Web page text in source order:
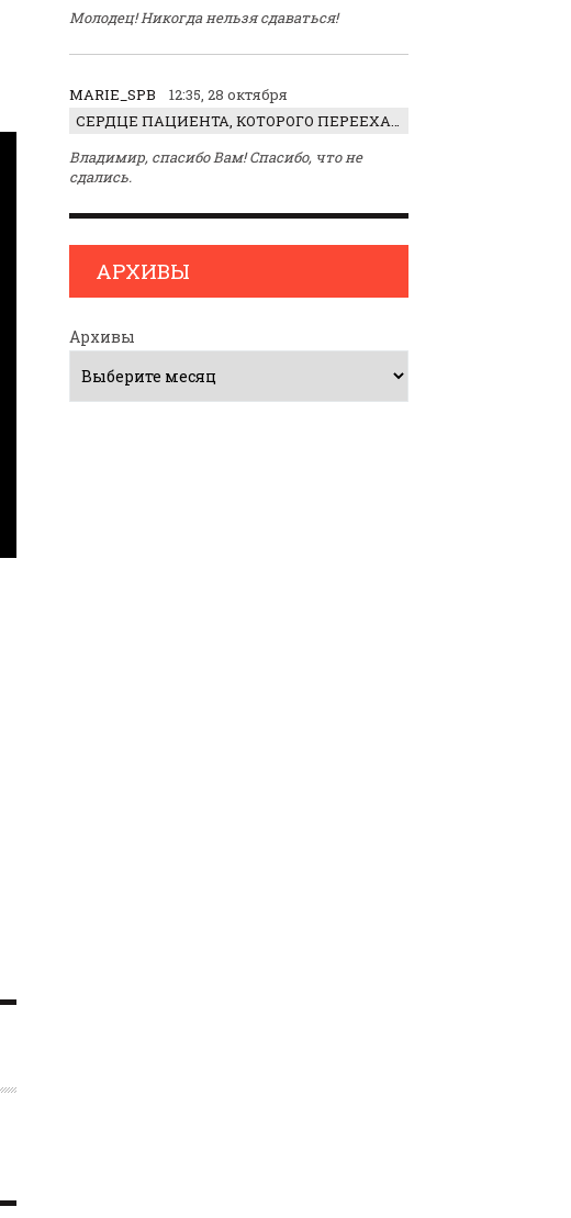
Молодец! Никогда нельзя сдаваться!
MARIE_SPB
12:35, 28 октября
СЕРДЦЕ ПАЦИЕНТА, КОТОРОГО ПЕРЕЕХАЛ ТРАКТОР, ОБНАРУЖИЛИ… В ЖИВОТЕ
Владимир, спасибо Вам! Спасибо, что не
сдались.
АРХИВЫ
Архивы